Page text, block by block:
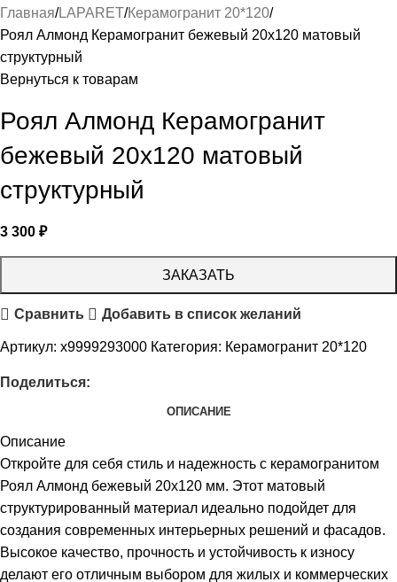
Главная LAPARET Керамогранит 20*120
Роял Алмонд Керамогранит бежевый 20х120 матовый
структурный
Вернуться к товарам
Роял Алмонд Керамогранит
бежевый 20х120 матовый
структурный
3 300 ₽
ЗАКАЗАТЬ
Сравнить Добавить в список желаний
Артикул: х9999293000 Категория: Керамогранит 20*120
Поделиться:
ОПИСАНИЕ
Описание
Откройте для себя стиль и надежность с керамогранитом
Роял Алмонд бежевый 20х120 мм. Этот матовый
структурированный материал идеально подойдет для
создания современных интерьерных решений и фасадов.
Высокое качество, прочность и устойчивость к износу
делают его отличным выбором для жилых и коммерческих